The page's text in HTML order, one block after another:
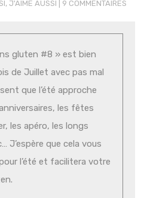
, J'AIME AUSSI 9 COMMENTAIRES
gluten #8 » est bien
de Juillet avec pas mal
que l’été approche
les fêtes
les apéro, les longs
J’espère que cela vous
l’été et facilitera votre